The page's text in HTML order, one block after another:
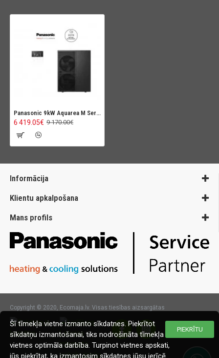
Panasonic 9kW Aquarea M Series Hydraulic T-CAP (R290), Remote controller
6 419.05€ 9 170.00€
Informācija
Klientu apkalpošana
Mans profils
Copyright © 2020, Ecomaja.lv. Visas tiesības aizsargātas
PIEKRĪTU
Šī tīmekļa vietne izmanto sīkdatnes. Piekrītot
sīkdatņu izmantošanai, tiks nodrošināta tīmekļa
vietnes optimāla darbība. Turpinot vietnes apskati,
jūs piekrītat, ka izmantosim sīkdatnes jūsu ierīcē.